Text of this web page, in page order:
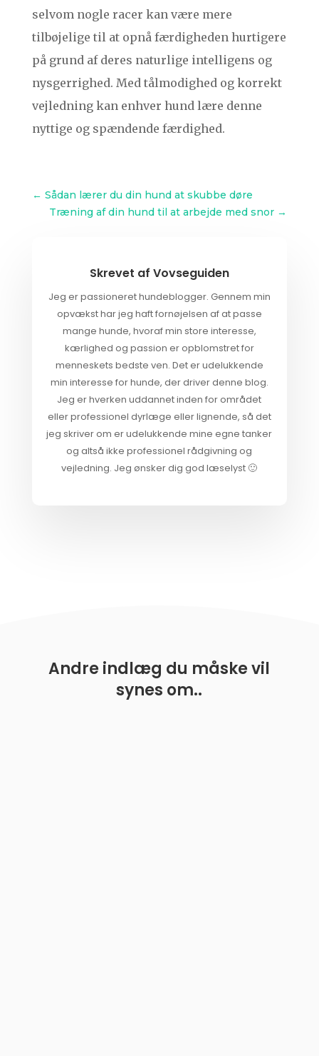
selvom nogle racer kan være mere
tilbøjelige til at opnå færdigheden hurtigere
på grund af deres naturlige intelligens og
nysgerrighed. Med tålmodighed og korrekt
vejledning kan enhver hund lære denne
nyttige og spændende færdighed.
← Sådan lærer du din hund at skubbe døre
Træning af din hund til at arbejde med snor →
Skrevet af Vovseguiden
Jeg er passioneret hundeblogger. Gennem min
opvækst har jeg haft fornøjelsen af at passe
mange hunde, hvoraf min store interesse,
kærlighed og passion er opblomstret for
menneskets bedste ven. Det er udelukkende
min interesse for hunde, der driver denne blog.
Jeg er hverken uddannet inden for området
eller professionel dyrlæge eller lignende, så det
jeg skriver om er udelukkende mine egne tanker
og altså ikke professionel rådgivning og
vejledning. Jeg ønsker dig god læselyst 🙂
Andre indlæg du måske vil
synes om..